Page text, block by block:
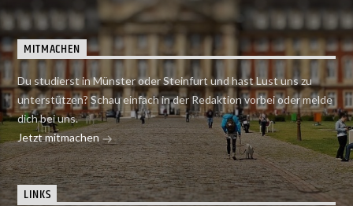
MITMACHEN
Du studierst in Münster oder Steinfurt und hast Lust uns zu
unterstützen? Schau einfach in der Redaktion vorbei oder melde
dich bei uns.
Jetzt mitmachen
LINKS